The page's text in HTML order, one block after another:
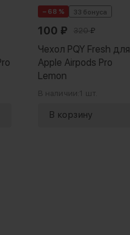
− 68 % 33 бонуса
100 ₽ 320₽
Чехол PQY Fresh для
Apple Airpods Pro
Lemon
В наличии: 1 шт.